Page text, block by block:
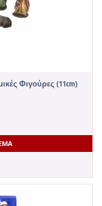
Φιγούρες (11cm)